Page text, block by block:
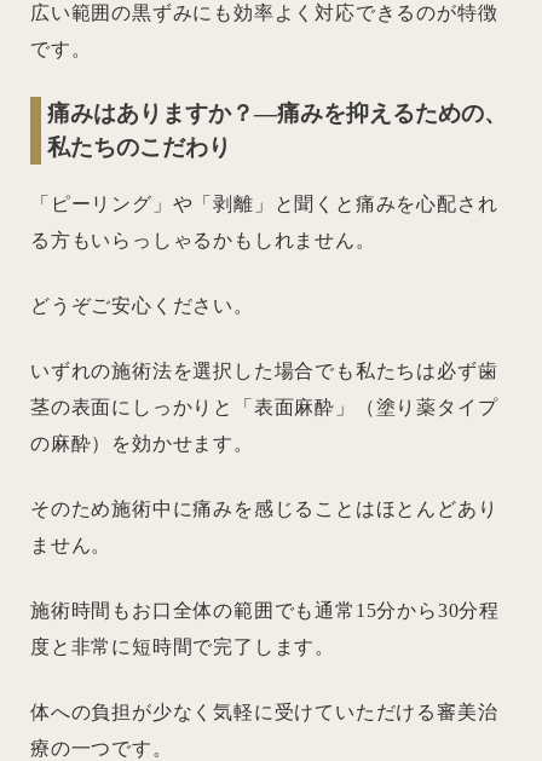
広い範囲の黒ずみにも効率よく対応できるのが特徴
です。
痛みはありますか？―痛みを抑えるための、
私たちのこだわり
「ピーリング」や「剥離」と聞くと痛みを心配され
る方もいらっしゃるかもしれません。
どうぞご安心ください。
いずれの施術法を選択した場合でも私たちは必ず歯
茎の表面にしっかりと「表面麻酔」（塗り薬タイプ
の麻酔）を効かせます。
そのため施術中に痛みを感じることはほとんどあり
ません。
施術時間もお口全体の範囲でも通常15分から30分程
度と非常に短時間で完了します。
体への負担が少なく気軽に受けていただける審美治
療の一つです。